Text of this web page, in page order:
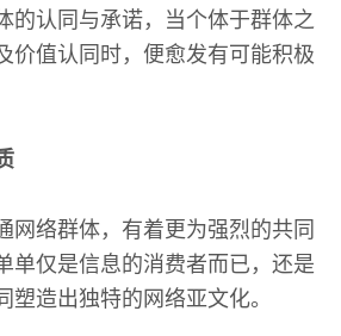
的认同与承诺，当个体于群体之
价值认同时，便愈发有可能积极
网络群体，有着更为强烈的共同
单仅是信息的消费者而已，还是
塑造出独特的网络亚文化。